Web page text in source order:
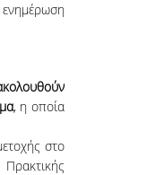
ενημέρωση
, η οποία
στο